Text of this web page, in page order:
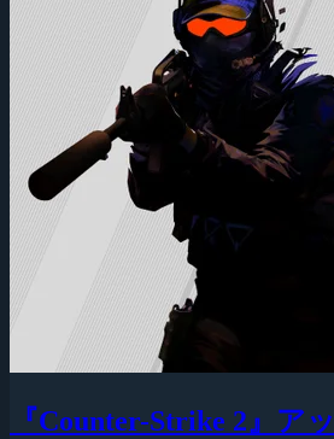
『Counter-Strike 2』ア